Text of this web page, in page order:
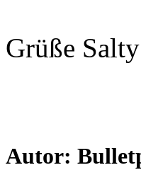
Grüße Salty
Autor: